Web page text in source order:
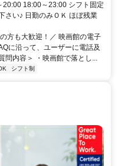
18:00～23:00 シフト固定
さい♪ 日勤のみＯＫ ほぼ残業
方も大歓迎！／ 映画館の電子
に沿って、ユーザーに電話及
問内容＞ ・映画館で落とし...
シフト制